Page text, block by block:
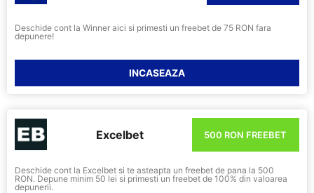
Deschide cont la Winner aici si primesti un freebet de 75 RON fara
depunere!
INCASEAZA
Excelbet 500 RON FREEBET
Deschide cont la Excelbet si te asteapta un freebet de pana la 500
RON. Depune minim 50 lei si primesti un freebet de 100% din valoarea
depunerii.